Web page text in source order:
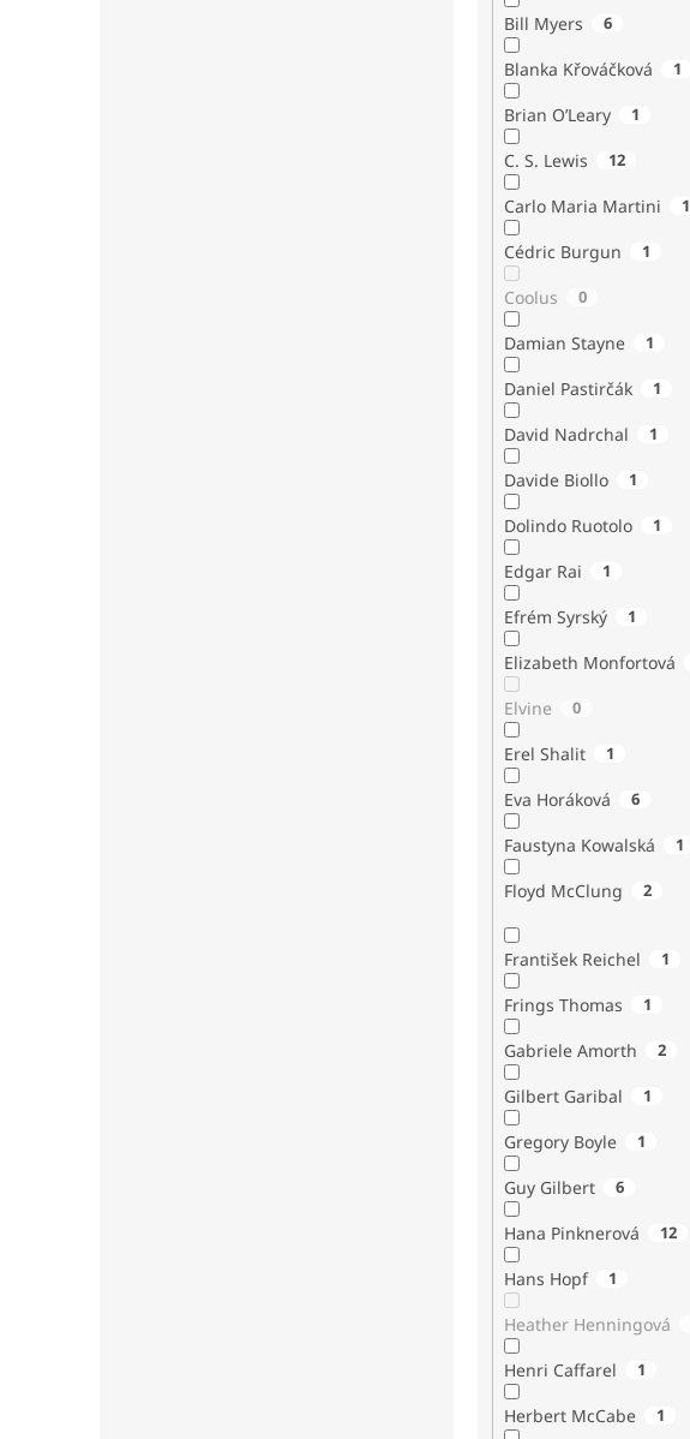
Bill Myers 6
Blanka Křováčková 1
Brian O’Leary 1
C. S. Lewis 12
Carlo Maria Martini 1
Cédric Burgun 1
Coolus 0
Damian Stayne 1
Daniel Pastirčák 1
David Nadrchal 1
Davide Biollo 1
Dolindo Ruotolo 1
Edgar Rai 1
Efrém Syrský 1
Elizabeth Monfortová
Elvine 0
Erel Shalit 1
Eva Horáková 6
Faustyna Kowalská 1
Floyd McClung 2
František Reichel 1
Frings Thomas 1
Gabriele Amorth 2
Gilbert Garibal 1
Gregory Boyle 1
Guy Gilbert 6
Hana Pinknerová 12
Hans Hopf 1
Heather Henningová
Henri Caffarel 1
Herbert McCabe 1